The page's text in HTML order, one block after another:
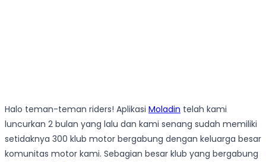
Halo teman-teman riders! Aplikasi Moladin telah kami
luncurkan 2 bulan yang lalu dan kami senang sudah memiliki
setidaknya 300 klub motor bergabung dengan keluarga besar
komunitas motor kami. Sebagian besar klub yang bergabung